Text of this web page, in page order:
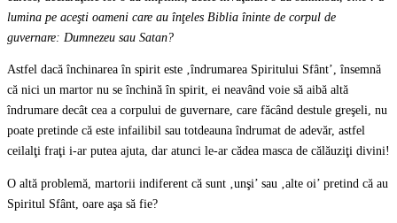
lumina pe aceşti oameni care au înţeles Biblia îninte de corpul de
guvernare: Dumnezeu sau Satan?
Astfel dacă închinarea în spirit este ‚îndrumarea Spiritului Sfânt’, însemnă
că nici un martor nu se închină în spirit, ei neavând voie să aibă altă
îndrumare decât cea a corpului de guvernare, care făcând destule greşeli, nu
poate pretinde că este infailibil sau totdeauna îndrumat de adevăr, astfel
ceilalţi fraţi i-ar putea ajuta, dar atunci le-ar cădea masca de călăuziţi divini!
O altă problemă, martorii indiferent că sunt ‚unşi’ sau ‚alte oi’ pretind că au
Spiritul Sfânt, oare aşa să fie?